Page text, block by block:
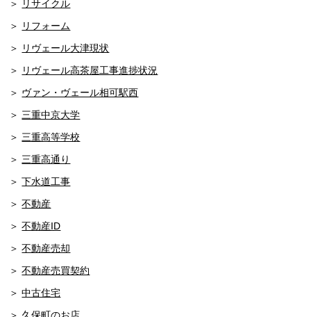
リサイクル
リフォーム
リヴェール大津現状
リヴェール高茶屋工事進捗状況
ヴァン・ヴェール相可駅西
三重中京大学
三重高等学校
三重高通り
下水道工事
不動産
不動産ID
不動産売却
不動産売買契約
中古住宅